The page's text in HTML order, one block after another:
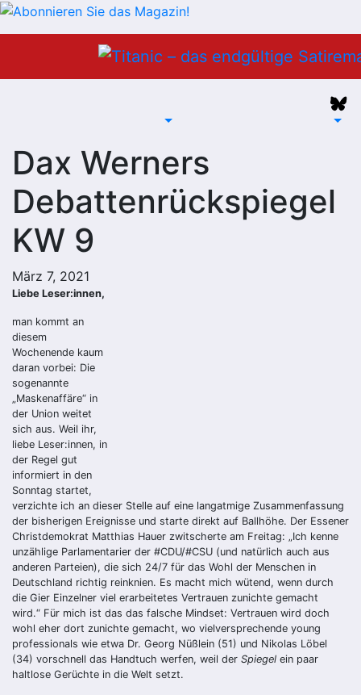
Dax Werners
Debattenrückspiegel
KW 9
März 7, 2021
Liebe Leser:innen,
man kommt an
diesem
Wochenende kaum
daran vorbei: Die
sogenannte
„Maskenaffäre“ in
der Union weitet
sich aus. Weil ihr,
liebe Leser:innen, in
der Regel gut
informiert in den
Sonntag startet,
verzichte ich an dieser Stelle auf eine langatmige Zusammenfassung
der bisherigen Ereignisse und starte direkt auf Ballhöhe. Der Essener
Christdemokrat Matthias Hauer zwitscherte am Freitag: „Ich kenne
unzählige Parlamentarier der #CDU/#CSU (und natürlich auch aus
anderen Parteien), die sich 24/7 für das Wohl der Menschen in
Deutschland richtig reinknien. Es macht mich wütend, wenn durch
die Gier Einzelner viel erarbeitetes Vertrauen zunichte gemacht
wird.“ Für mich ist das das falsche Mindset: Vertrauen wird doch
wohl eher dort zunichte gemacht, wo vielversprechende young
professionals wie etwa Dr. Georg Nüßlein (51) und Nikolas Löbel
(34) vorschnell das Handtuch werfen, weil der Spiegel ein paar
haltlose Gerüchte in die Welt setzt.